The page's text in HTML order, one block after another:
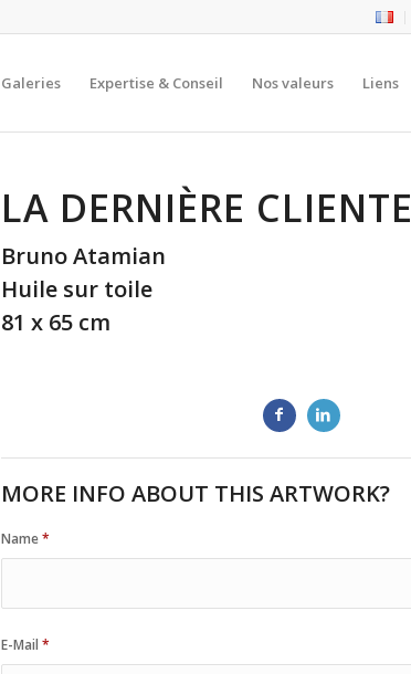
Galeries Expertise & Conseil Nos valeurs Liens
LA DERNIÈRE CLIENTE
Bruno Atamian
Huile sur toile
81 x 65 cm
MORE INFO ABOUT THIS ARTWORK?
Name*
E-Mail*